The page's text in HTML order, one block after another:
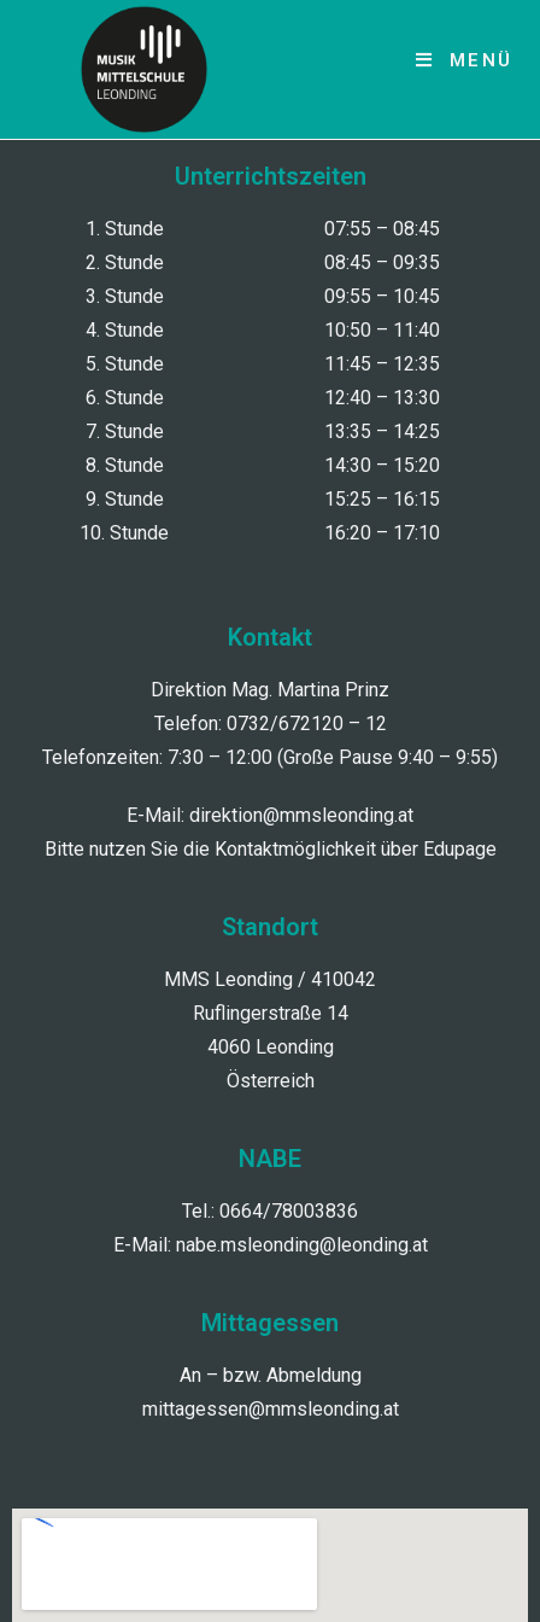
MENÜ
Unterrichtszeiten
1. Stunde
07:55 – 08:45
2. Stunde
08:45 – 09:35
3. Stunde
09:55 – 10:45
4. Stunde
10:50 – 11:40
5. Stunde
11:45 – 12:35
6. Stunde
12:40 – 13:30
7. Stunde
13:35 – 14:25
8. Stunde
14:30 – 15:20
9. Stunde
15:25 – 16:15
10. Stunde
16:20 – 17:10
Kontakt
Direktion Mag. Martina Prinz
Telefon: 0732/672120 – 12
Telefonzeiten: 7:30 – 12:00 (Große Pause 9:40 – 9:55)
E-Mail: direktion@mmsleonding.at
Bitte nutzen Sie die Kontaktmöglichkeit über Edupage
Standort
MMS Leonding / 410042
Ruflingerstraße 14
4060 Leonding
Österreich
NABE
Tel.: 0664/78003836
E-Mail: nabe.msleonding@leonding.at
Mittagessen
An – bzw. Abmeldung
mittagessen@mmsleonding.at